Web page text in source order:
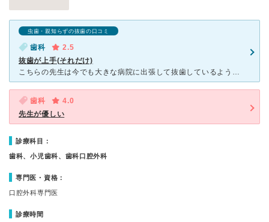
虫歯・親知らずの抜歯の口コミ
歯科
2.5
抜歯が上手(それだけ)
こちらの先生は今でも大きな病院に出張して抜歯しているようで、 とにかく抜歯の数が多く、抜歯はココがいいと思います。 女性の衛生士さんは、うまい人とそうでない人がおりまして 誰に当たるかはその
歯科
4.0
先生が優しい
診療科目：
歯科、小児歯科、歯科口腔外科
専門医・資格：
口腔外科専門医
診療時間